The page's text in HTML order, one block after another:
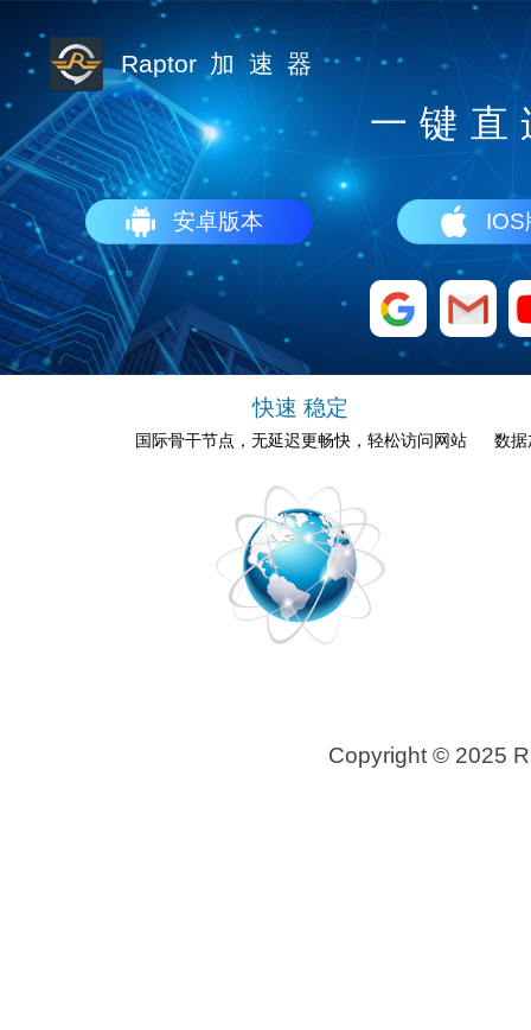
Raptor 加 速 器
一 键 直
安卓版本 IOS
快速 稳定
国际骨干节点，无延迟更畅快，轻松访问网站 数据
Copyright © 2025